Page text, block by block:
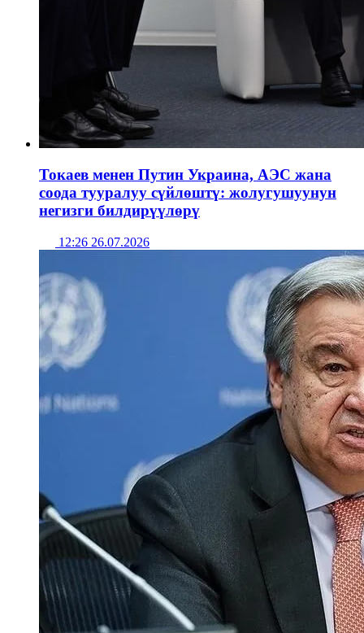
Токаев менен Путин Украина, АЭС жана
соода тууралуу сүйлөштү: жолугушуунун
негизги билдирүүлөрү
12:26 26.07.2026